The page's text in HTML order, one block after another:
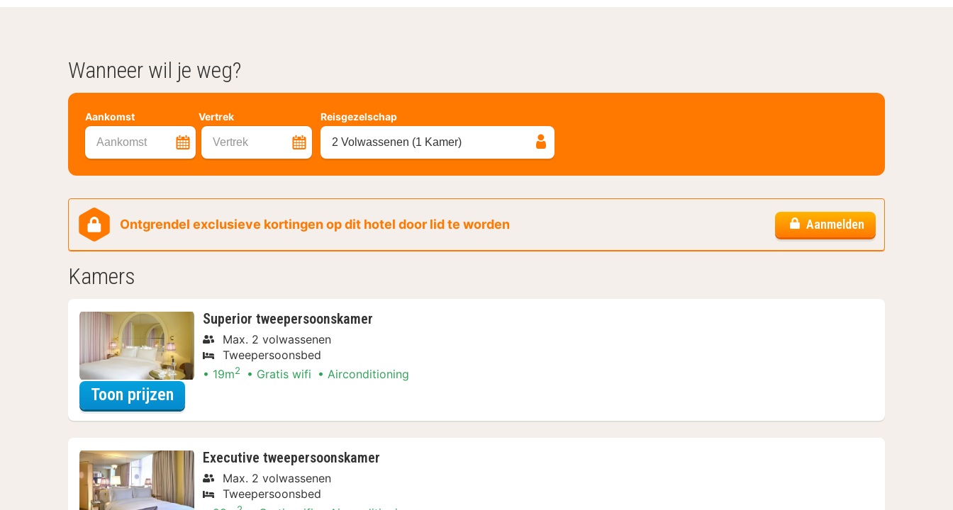
Wanneer wil je weg?
Aankomst Vertrek
Aankomst Vertrek
Reisgezelschap
2 Volwassenen (1 Kamer)
Ontgrendel exclusieve kortingen op dit hotel door lid te worden Aanmelden
Kamers
Superior tweepersoonskamer
Max. 2 volwassenen
Tweepersoonsbed
19m2 Gratis wifi Airconditioning
Toon prijzen
Executive tweepersoonskamer
Max. 2 volwassenen
Tweepersoonsbed